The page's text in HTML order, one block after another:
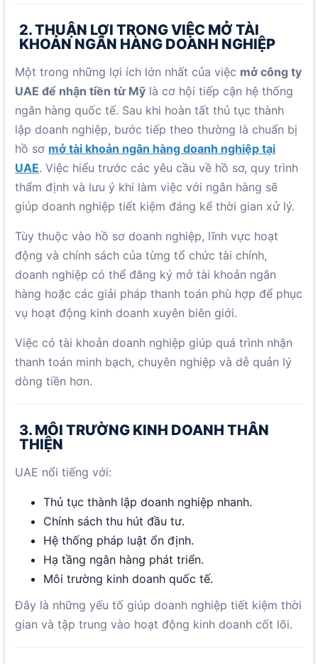
2. THUẬN LỢI TRONG VIỆC MỞ TÀI
KHOẢN NGÂN HÀNG DOANH NGHIỆP
Một trong những lợi ích lớn nhất của việc mở công ty
UAE để nhận tiền từ Mỹ là cơ hội tiếp cận hệ thống
ngân hàng quốc tế. Sau khi hoàn tất thủ tục thành
lập doanh nghiệp, bước tiếp theo thường là chuẩn bị
hồ sơ mở tài khoản ngân hàng doanh nghiệp tại
UAE. Việc hiểu trước các yêu cầu về hồ sơ, quy trình
thẩm định và lưu ý khi làm việc với ngân hàng sẽ
giúp doanh nghiệp tiết kiệm đáng kể thời gian xử lý.
Tùy thuộc vào hồ sơ doanh nghiệp, lĩnh vực hoạt
động và chính sách của từng tổ chức tài chính,
doanh nghiệp có thể đăng ký mở tài khoản ngân
hàng hoặc các giải pháp thanh toán phù hợp để phục
vụ hoạt động kinh doanh xuyên biên giới.
Việc có tài khoản doanh nghiệp giúp quá trình nhận
thanh toán minh bạch, chuyên nghiệp và dễ quản lý
dòng tiền hơn.
3. MÔI TRƯỜNG KINH DOANH THÂN
THIỆN
UAE nổi tiếng với:
Thủ tục thành lập doanh nghiệp nhanh.
Chính sách thu hút đầu tư.
Hệ thống pháp luật ổn định.
Hạ tầng ngân hàng phát triển.
Môi trường kinh doanh quốc tế.
Đây là những yếu tố giúp doanh nghiệp tiết kiệm thời
gian và tập trung vào hoạt động kinh doanh cốt lõi.